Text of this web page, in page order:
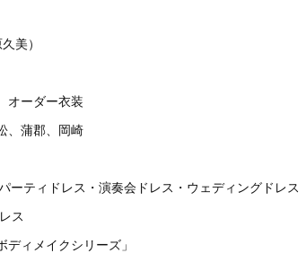
美）
オーダー衣装
、蒲郡、岡崎
ティドレス・演奏会ドレス・ウェディングドレス
ス
ィメイクシリーズ」